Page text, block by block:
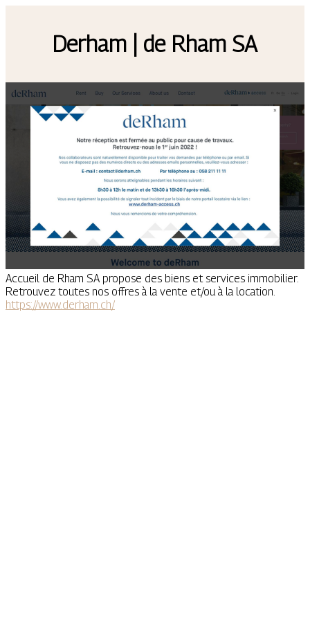
Derham | de Rham SA
Accueil de Rham SA propose des biens et services immobilier.
Retrouvez toutes nos offres à la vente et/ou à la location.
https://www.derham.ch/